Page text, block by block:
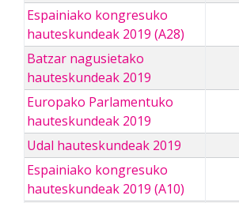
Espainiako kongresuko
hauteskundeak 2019 (A28)
Batzar nagusietako
hauteskundeak 2019
Europako Parlamentuko
hauteskundeak 2019
Udal hauteskundeak 2019
Espainiako kongresuko
hauteskundeak 2019 (A10)